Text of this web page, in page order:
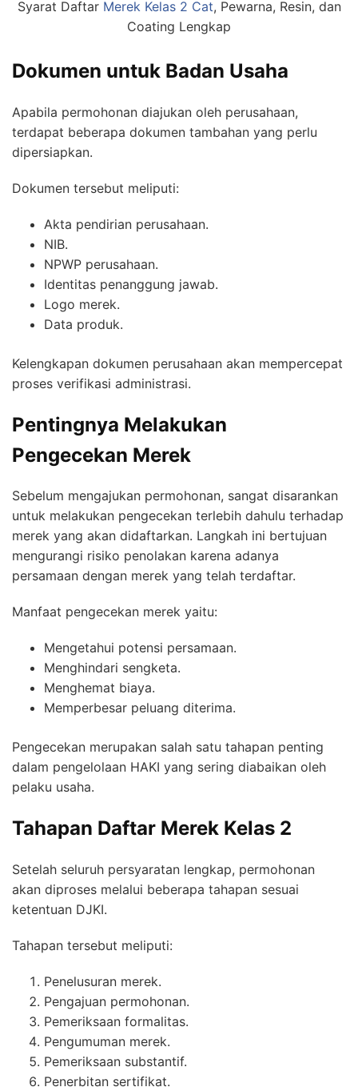
Syarat Daftar Merek Kelas 2 Cat, Pewarna, Resin, dan
Coating Lengkap
Dokumen untuk Badan Usaha
Apabila permohonan diajukan oleh perusahaan,
terdapat beberapa dokumen tambahan yang perlu
dipersiapkan.
Dokumen tersebut meliputi:
Akta pendirian perusahaan.
NIB.
NPWP perusahaan.
Identitas penanggung jawab.
Logo merek.
Data produk.
Kelengkapan dokumen perusahaan akan mempercepat
proses verifikasi administrasi.
Pentingnya Melakukan
Pengecekan Merek
Sebelum mengajukan permohonan, sangat disarankan
untuk melakukan pengecekan terlebih dahulu terhadap
merek yang akan didaftarkan. Langkah ini bertujuan
mengurangi risiko penolakan karena adanya
persamaan dengan merek yang telah terdaftar.
Manfaat pengecekan merek yaitu:
Mengetahui potensi persamaan.
Menghindari sengketa.
Menghemat biaya.
Memperbesar peluang diterima.
Pengecekan merupakan salah satu tahapan penting
dalam pengelolaan HAKI yang sering diabaikan oleh
pelaku usaha.
Tahapan Daftar Merek Kelas 2
Setelah seluruh persyaratan lengkap, permohonan
akan diproses melalui beberapa tahapan sesuai
ketentuan DJKI.
Tahapan tersebut meliputi:
Penelusuran merek.
Pengajuan permohonan.
Pemeriksaan formalitas.
Pengumuman merek.
Pemeriksaan substantif.
Penerbitan sertifikat.